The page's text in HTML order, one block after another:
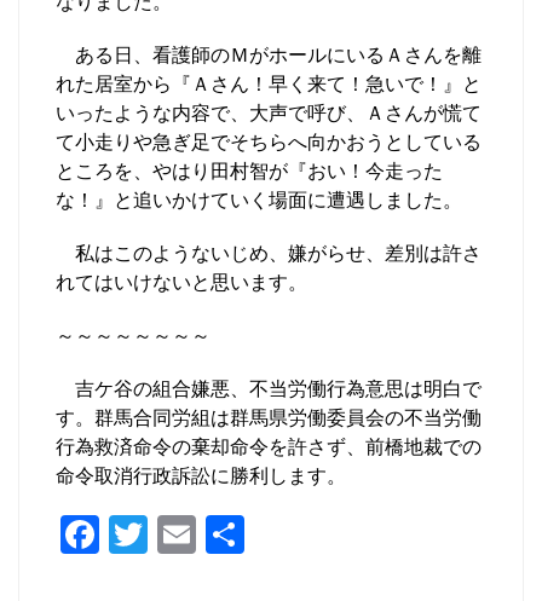
ある日、看護師のＭがホールにいるＡさんを離
れた居室から『Ａさん！早く来て！急いで！』と
いったような内容で、大声で呼び、Ａさんが慌て
て小走りや急ぎ足でそちらへ向かおうとしている
ところを、やはり田村智が『おい！今走った
な！』と追いかけていく場面に遭遇しました。
私はこのようないじめ、嫌がらせ、差別は許さ
れてはいけないと思います。
～～～～～～～～
吉ケ谷の組合嫌悪、不当労働行為意思は明白で
す。群馬合同労組は群馬県労働委員会の不当労働
行為救済命令の棄却命令を許さず、前橋地裁での
命令取消行政訴訟に勝利します。
F
a
T
w
E
m